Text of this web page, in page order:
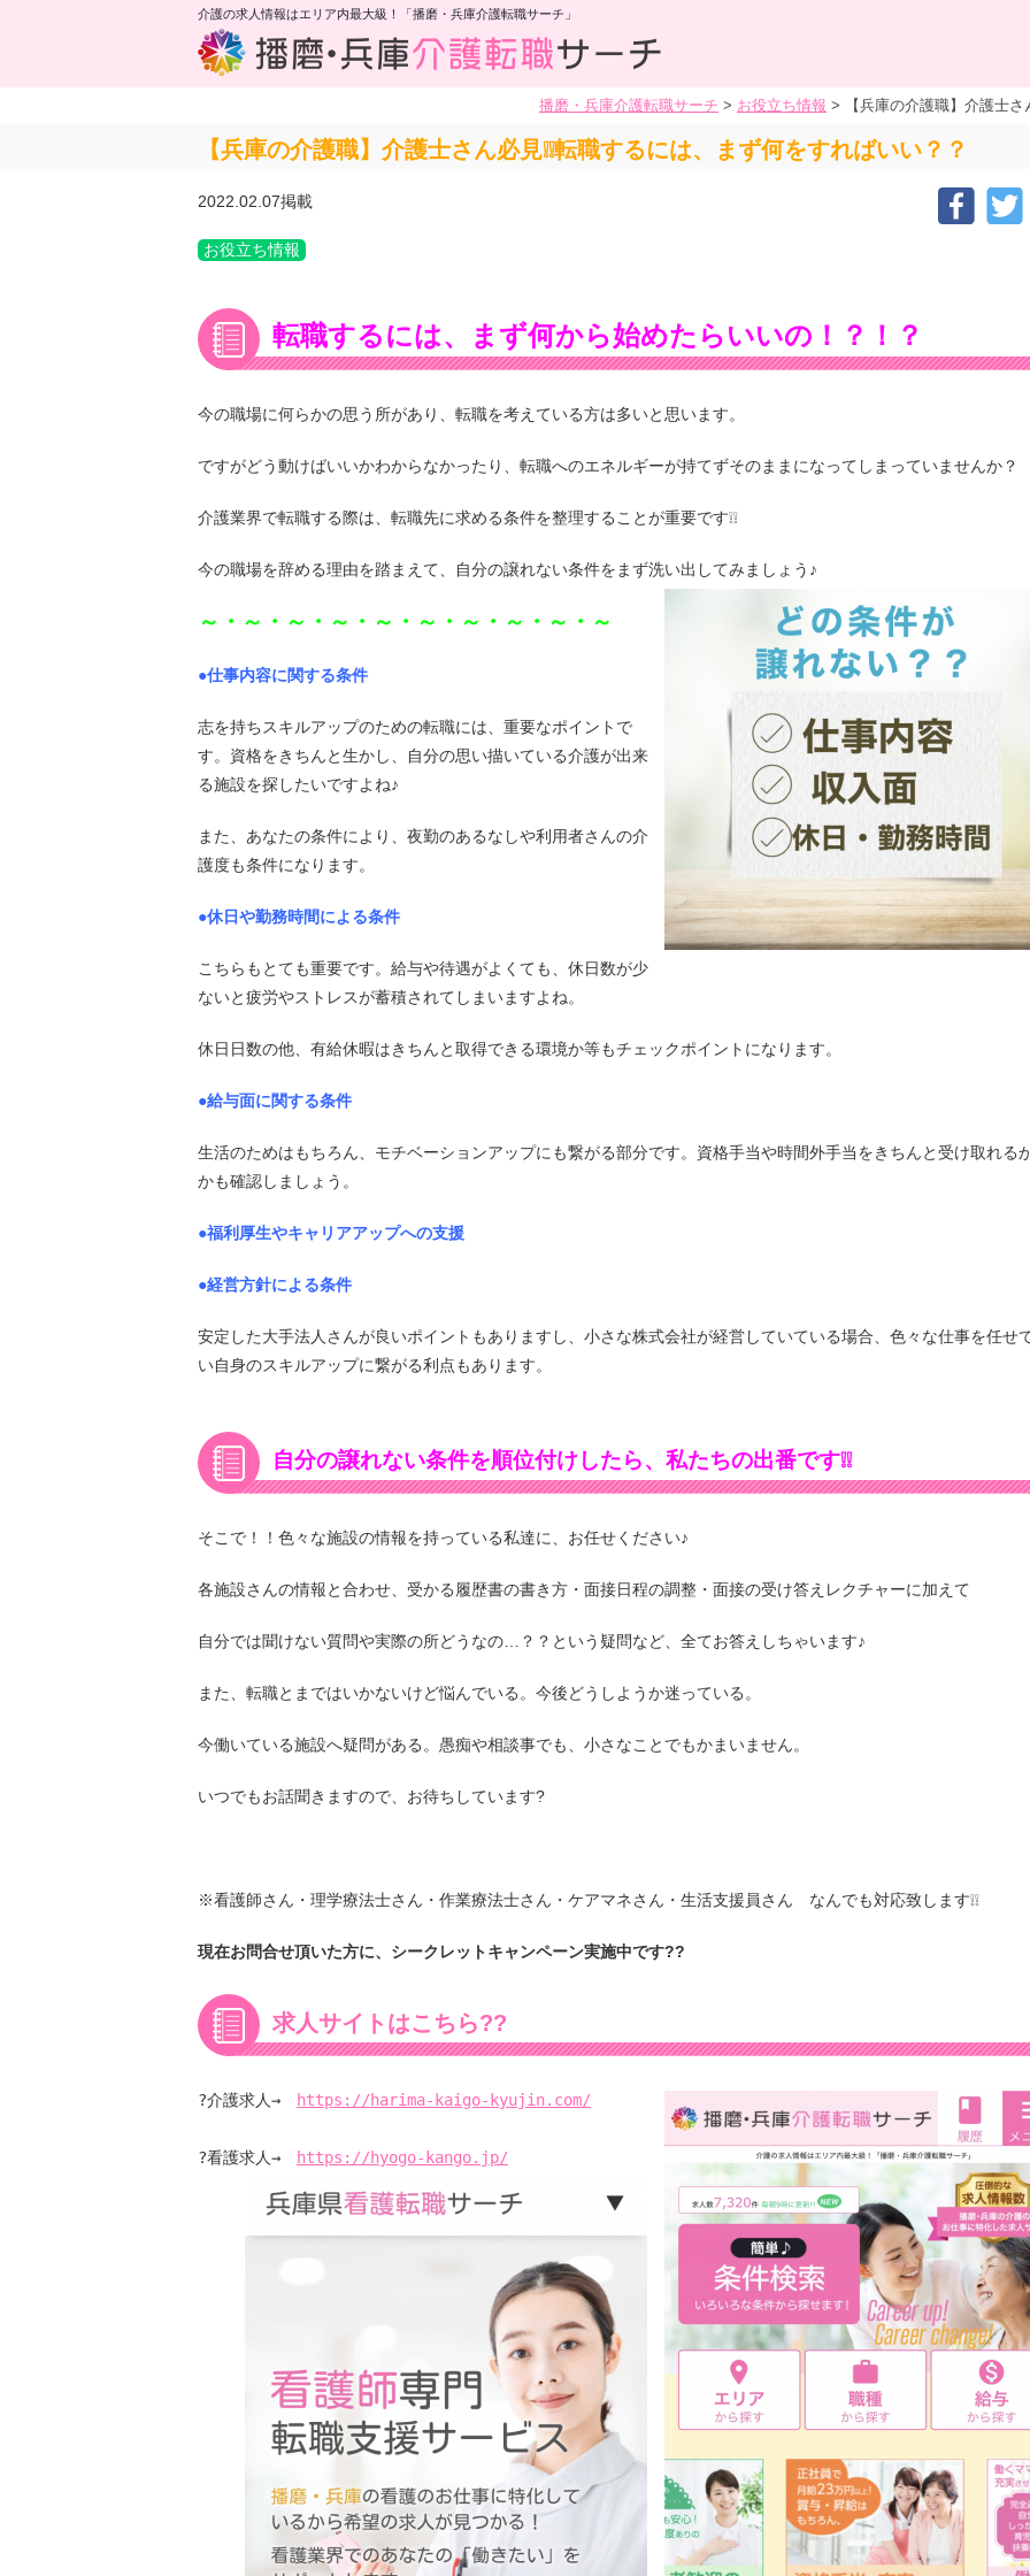
介護の求人情報はエリア内最大級！「播磨・兵庫介護転職サーチ」
播磨・兵庫介護転職サーチ > お役立ち情報 > 【兵庫の介護職】介護士さ
【兵庫の介護職】介護士さん必見❕❕転職するには、まず何をすればいい？？
2022.02.07掲載
お役立ち情報
転職するには、まず何から始めたらいいの！？！？
今の職場に何らかの思う所があり、転職を考えている方は多いと思います。
ですがどう動けばいいかわからなかったり、転職へのエネルギーが持てずそのままになってしまっていませんか？
介護業界で転職する際は、転職先に求める条件を整理することが重要です❕❕
今の職場を辞める理由を踏まえて、自分の譲れない条件をまず洗い出してみましょう♪
～・～・～・～・～・～・～・～・～・～
●仕事内容に関する条件
志を持ちスキルアップのための転職には、重要なポイントで
す。資格をきちんと生かし、自分の思い描いている介護が出来
る施設を探したいですよね♪
また、あなたの条件により、夜勤のあるなしや利用者さんの介
護度も条件になります。
●休日や勤務時間による条件
こちらもとても重要です。給与や待遇がよくても、休日数が少
ないと疲労やストレスが蓄積されてしまいますよね。
休日日数の他、有給休暇はきちんと取得できる環境か等もチェックポイントになります。
●給与面に関する条件
生活のためはもちろん、モチベーションアップにも繋がる部分です。資格手当や時間外手当をきちんと受け取れる
かも確認しましょう。
●福利厚生やキャリアアップへの支援
●経営方針による条件
安定した大手法人さんが良いポイントもありますし、小さな株式会社が経営していている場合、色々な仕事を任せ
い自身のスキルアップに繋がる利点もあります。
自分の譲れない条件を順位付けしたら、私たちの出番です❕❕
そこで！！色々な施設の情報を持っている私達に、お任せください♪
各施設さんの情報と合わせ、受かる履歴書の書き方・面接日程の調整・面接の受け答えレクチャーに加えて
自分では聞けない質問や実際の所どうなの…？？という疑問など、全てお答えしちゃいます♪
また、転職とまではいかないけど悩んでいる。今後どうしようか迷っている。
今働いている施設へ疑問がある。愚痴や相談事でも、小さなことでもかまいません。
いつでもお話聞きますので、お待ちしています?
※看護師さん・理学療法士さん・作業療法士さん・ケアマネさん・生活支援員さん なんでも対応致します❕❕
現在お問合せ頂いた方に、シークレットキャンペーン実施中です??
求人サイトはこちら??
?介護求人→ https://harima-kaigo-kyujin.com/
?看護求人→